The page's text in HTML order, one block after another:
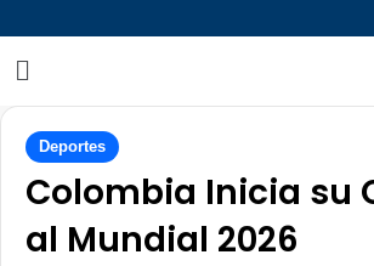
Deportes
Colombia Inicia su
al Mundial 2026